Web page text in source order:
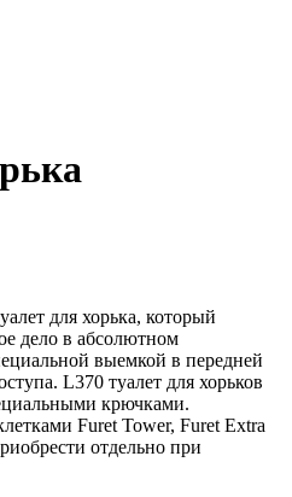
для хорька, который
дело в абсолютном
выемкой в передней
L370 туалет для хорьков
крючками.
Furet Tower, Furet Extra
отдельно при